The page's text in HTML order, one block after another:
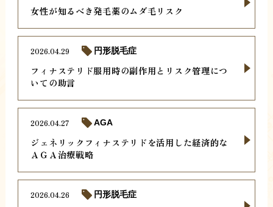
女性が知るべき発毛薬のムダ毛リスク
フィナステリド服用時の副作用とリスク管理につ
いての助言
2026.04.29 円形脱毛症
ジェネリックフィナステリドを活用した経済的な
ＡＧＡ治療戦略
2026.04.27 AGA
2026.04.26 円形脱毛症